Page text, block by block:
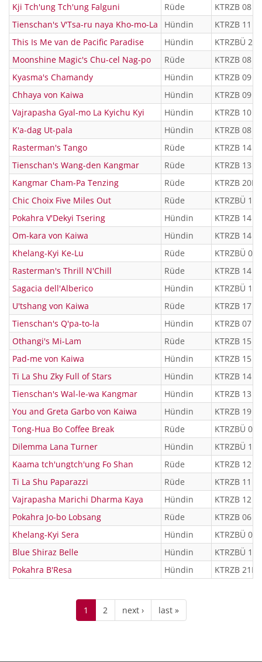
Kji Tch'ung Tch'ung Falguni
Rüde
KTRZB 08
Tienschan's V'Tsa-ru naya Kho-mo-La
Hündin
KTRZB 11
This Is Me van de Pacific Paradise
Hündin
KTRZBÜ
Moonshine Magic's Chu-cel Nag-po
Rüde
KTRZB 08
Kyasma's Chamandy
Hündin
KTRZB 09
Chhaya von Kaiwa
Hündin
KTRZB 09
Vajrapasha Gyal-mo La Kyichu Kyi
Hündin
KTRZB 10
K'a-dag Ut-pala
Hündin
KTRZB 08
Rasterman's Tango
Rüde
KTRZB 14
Tienschan's Wang-den Kangmar
Rüde
KTRZB 13
Kangmar Cham-Pa Tenzing
Rüde
KTRZB
Chic Choix Five Miles Out
Rüde
KTRZBÜ 13
Pokahra V'Dekyi Tsering
Hündin
KTRZB 14
Om-kara von Kaiwa
Hündin
KTRZB 14
Khelang-Kyi Ke-Lu
Rüde
KTRZBÜ 07
Rasterman's Thrill N'Chill
Rüde
KTRZB 14
Sagacia dell'Alberico
Hündin
KTRZBÜ 10
U'tshang von Kaiwa
Rüde
KTRZB 17
Tienschan's Q'pa-to-la
Hündin
KTRZB 07
Othangi's Mi-Lam
Rüde
KTRZB 15
Pad-me von Kaiwa
Hündin
KTRZB 15
Ti La Shu Zky Full of Stars
Hündin
KTRZB 14
Tienschan's Wal-le-wa Kangmar
Hündin
KTRZB 13
You and Greta Garbo von Kaiwa
Hündin
KTRZB 19
Tong-Hua Bo Coffee Break
Rüde
KTRZBÜ 07
Dilemma Lana Turner
Hündin
KTRZBÜ 12
Kaama tch'ungtch'ung Fo Shan
Rüde
KTRZB 12
Ti La Shu Paparazzi
Rüde
KTRZB 11
Vajrapasha Marichi Dharma Kaya
Hündin
KTRZB 12
Pokahra Jo-bo Lobsang
Rüde
KTRZB 06
Khelang-Kyi Sera
Hündin
KTRZBÜ 08
Blue Shiraz Belle
Hündin
KTRZBÜ 13
Pokahra B'Resa
Hündin KTRZB
1 2 next › last »